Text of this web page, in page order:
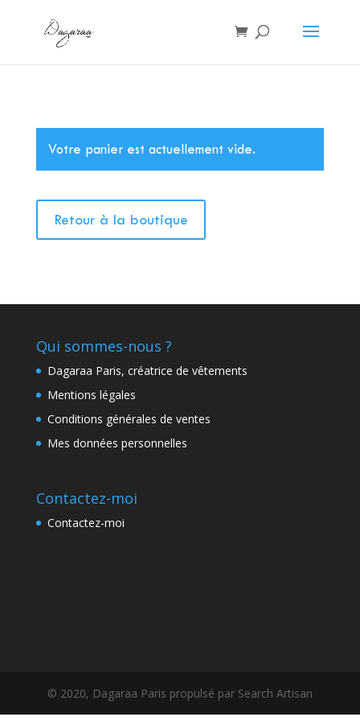
Votre panier est actuellement vide.
Retour à la boutique
Qui sommes-nous ?
Dagaraa Paris, créatrice de vêtements
Mentions légales
Conditions générales de ventes
Mes données personnelles
Contactez-moi
Contactez-moi
© 2020, Dagaraa Paris propulsé par Search Artisan